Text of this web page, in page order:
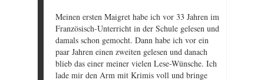
Meinen ersten Maigret habe ich vor 33 Jahren im
Französisch-Unterricht in der Schule gelesen und
damals schon gemocht. Dann habe ich vor ein
paar Jahren einen zweiten gelesen und danach
blieb das einer meiner vielen Lese-Wünsche. Ich
lade mir den Arm mit Krimis voll und bringe